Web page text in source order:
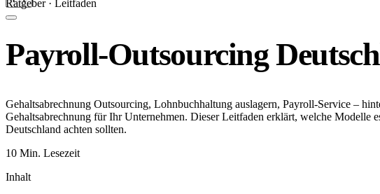
Ratgeber · Leitfaden
Payroll-Outsourcing
Gehaltsabrechnung Outsourcing, Lohnbuchhaltung auslagern, Payroll-Service –
Gehaltsabrechnung für Ihr Unternehmen. Dieser Leitfaden erklärt, welche
Deutschland achten sollten.
10 Min. Lesezeit
Inhalt